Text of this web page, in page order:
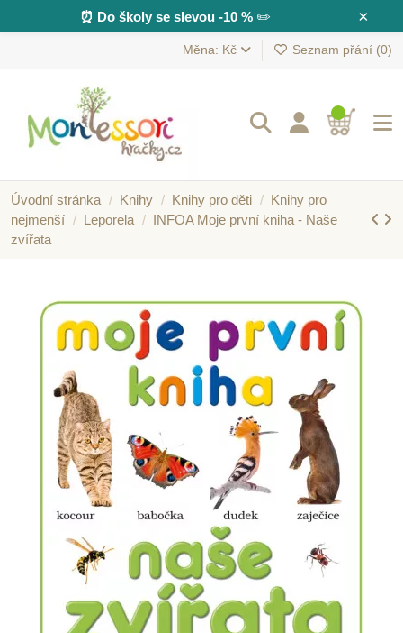
×
⏰ Do školy se slevou -10 %✏️
Měna: Kč Seznam přání (0)
Úvodní stránka Knihy Knihy pro děti
Knihy pro
nejmenší
Leporela
INFOA Moje první kniha - Naše
zvířata